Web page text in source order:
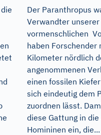
Der Paranthropus
Verwandter unserer
vormenschlichen
haben Forschender
Kilometer nördlich
angenommenen
einen fossilen
sich eindeutig dem
zuordnen lässt.
diese Gattung in
Homininen ein, die...